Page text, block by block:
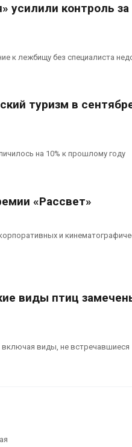
усилили контроль за
к лежбищу без специалиста
туризм в
на 10% к прошлому году
«Рассвет»
и
виды птиц
включая виды, не встречавшиеся